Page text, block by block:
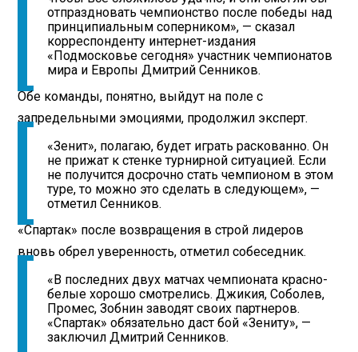
отпраздновать чемпионство после победы над
принципиальным соперником», — сказал
корреспонденту интернет-издания
«Подмосковье сегодня» участник чемпионатов
мира и Европы Дмитрий Сенников.
Обе команды, понятно, выйдут на поле с
запредельными эмоциями, продолжил эксперт.
«Зенит», полагаю, будет играть раскованно. Он
не прижат к стенке турнирной ситуацией. Если
не получится досрочно стать чемпионом в этом
туре, то можно это сделать в следующем», —
отметил Сенников.
«Спартак» после возвращения в строй лидеров
вновь обрел уверенность, отметил собеседник.
«В последних двух матчах чемпионата красно-
белые хорошо смотрелись. Джикия, Соболев,
Промес, Зобнин заводят своих партнеров.
«Спартак» обязательно даст бой «Зениту», —
заключил Дмитрий Сенников.